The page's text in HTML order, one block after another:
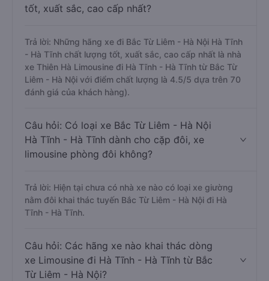
tốt, xuất sắc, cao cấp nhất?
Trả lời: Những hãng xe đi Bắc Từ Liêm - Hà Nội Hà Tĩnh
- Hà Tĩnh chất lượng tốt, xuất sắc, cao cấp nhất là nhà
xe Thiên Hà Limousine đi Hà Tĩnh - Hà Tĩnh từ Bắc Từ
Liêm - Hà Nội với điểm chất lượng là 4.5/5 dựa trên 70
đánh giá của khách hàng).
Câu hỏi: Có loại xe Bắc Từ Liêm - Hà Nội
Hà Tĩnh - Hà Tĩnh dành cho cặp đôi, xe
limousine phòng đôi không?
Trả lời: Hiện tại chưa có nhà xe nào có loại xe giường
nằm đôi khai thác tuyến Bắc Từ Liêm - Hà Nội đi Hà
Tĩnh - Hà Tĩnh.
Câu hỏi: Các hãng xe nào khai thác dòng
xe Limousine đi Hà Tĩnh - Hà Tĩnh từ Bắc
Từ Liêm - Hà Nội?